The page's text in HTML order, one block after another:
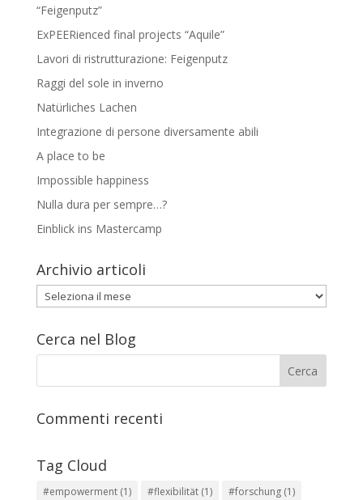
“Feigenputz”
ExPEERienced final projects “Aquile”
Lavori di ristrutturazione: Feigenputz
Raggi del sole in inverno
Natürliches Lachen
Integrazione di persone diversamente abili
A place to be
Impossible happiness
Nulla dura per sempre…?
Einblick ins Mastercamp
Archivio articoli
Archivio
articoli
Cerca nel Blog
Commenti recenti
Tag Cloud
#empowerment(1) #flexibilität(1) #forschung(1)